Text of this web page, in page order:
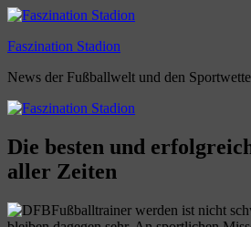
Zum
springen
Faszination Stadion
News der Fußballwelt und den
Die besten und
aller Zeiten
Fußballtrainer werden ist nicht